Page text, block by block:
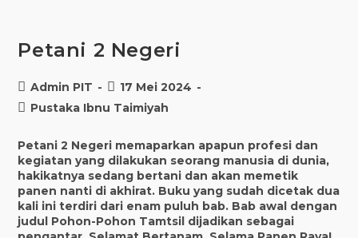
Petani 2 Negeri
Post
author:
Admin PIT
Post
published:
17 Mei 2024
PostPustaka Ibnu Taimiyah
Petani 2 Negeri memaparkan apapun profesi dan
kegiatan yang dilakukan seorang manusia di dunia,
hakikatnya sedang bertani dan akan memetik
panen nanti di akhirat. Buku yang sudah dicetak dua
kali ini terdiri dari enam puluh bab. Bab awal dengan
judul Pohon-Pohon Tamtsil dijadikan sebagai